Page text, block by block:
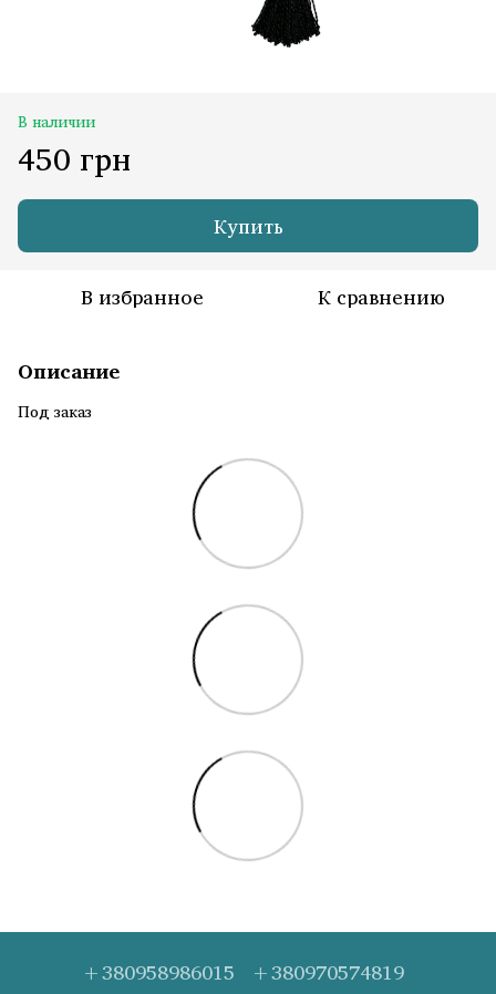
В наличии
450 грн
Купить
В избранное К сравнению
Описание
Под заказ
+380958986015 +380970574819